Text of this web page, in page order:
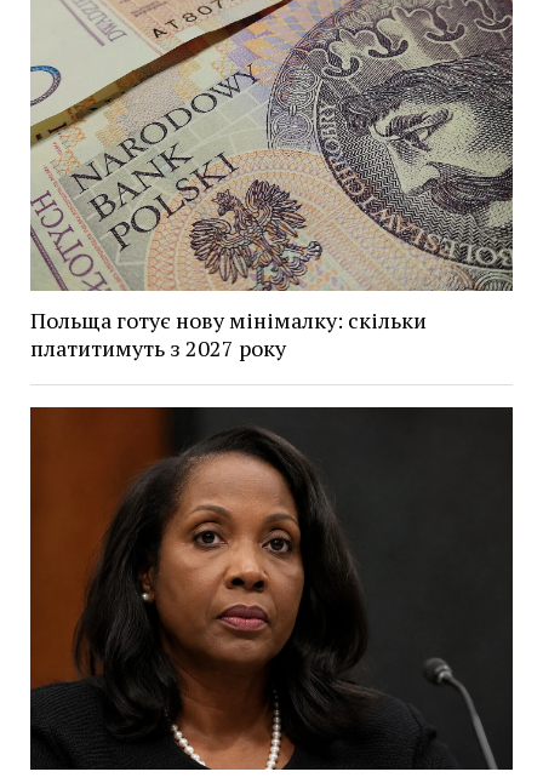
Польща готує нову мінімалку: скільки
платитимуть з 2027 року